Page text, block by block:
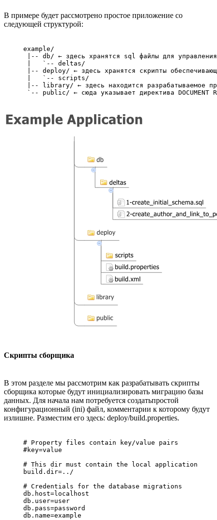
В примере будет рассмотрено простое приложение со
следующей структурой:
example/
|-- db/ ← здесь хранятся sql файлы для
|   `-- deltas/
|-- deploy/ ← здесь хранятся скрипты
|   `-- scripts/
|-- library/ ← здесь находится разрабатываемое
Скрипты сборщика
В этом разделе мы рассмотрим как разрабатывать скрипты
сборщика которые будут инициализировать миграцию базы
данных. Для начала нам потребуется создатьпростой
конфигурационный (ini) файл, комментарии к которому будут
излишне. Разместим его здесь: deploy/build.properties.
# Property files contain key/value pairs
#key=value
# This dir must contain the local application
build.dir=../
# Credentials for the database migrations
db.host=localhost
db.user=user
db.pass=password
db.name=example